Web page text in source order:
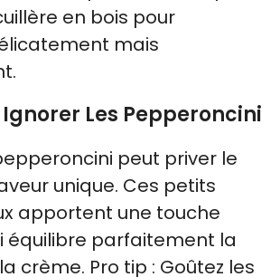
en bois pour
mais
Les Pepperoncini
peut priver le
unique. Ces petits
apportent une touche
équilibre parfaitement la
crème. Pro tip : Goûtez les